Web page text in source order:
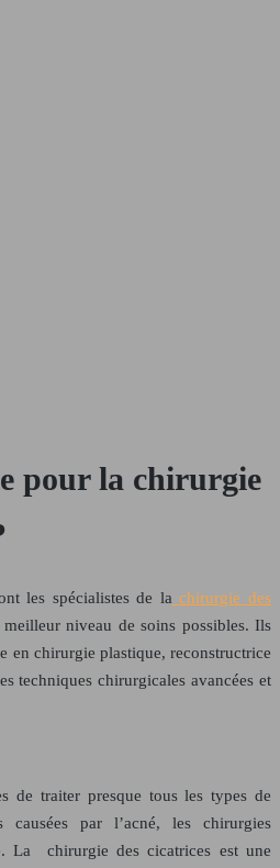
pour la chirurgie
les spécialistes de la chirurgie des
niveau de soins possibles. Ils
en chirurgie plastique, reconstructrice
techniques chirurgicales avancées et
de traiter presque tous les types de
causées par l’acné, les chirurgies
La chirurgie des cicatrices est une